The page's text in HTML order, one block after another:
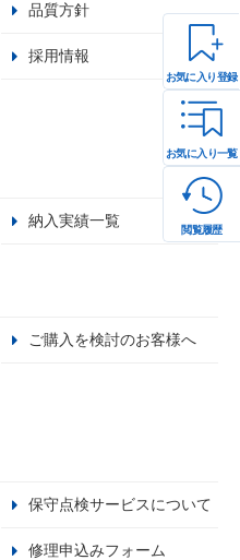
お気に入り登録
お気に入り一覧
閲覧履歴
品質方針
採用情報
納入実績一覧
ご購入を検討のお客様へ
保守点検サービスについて
修理申込みフォーム